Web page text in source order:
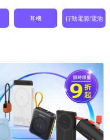
耳機 行動電源/電池